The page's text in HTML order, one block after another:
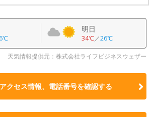
明日
34℃／26℃
天気情報提供元：株式会社ライフビジネスウェザー
クセス情報、電話番号を確認する